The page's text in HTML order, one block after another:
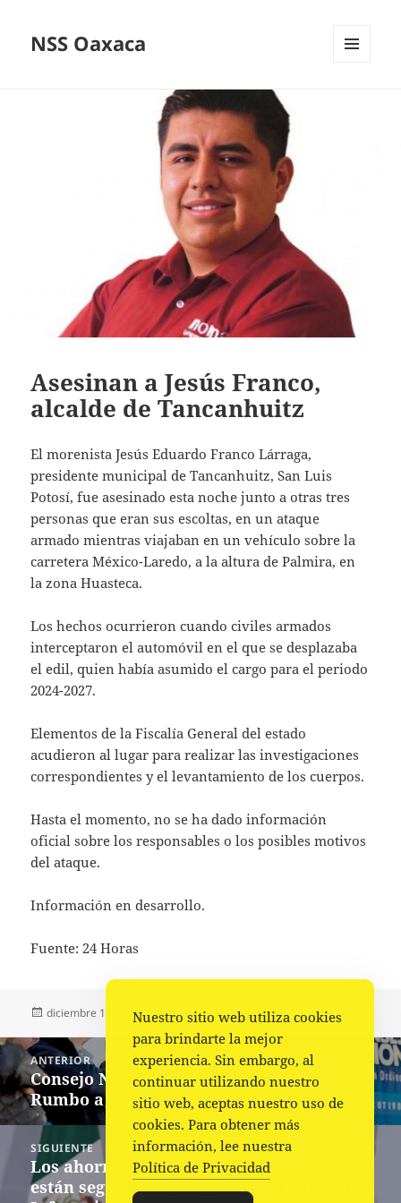
NSS Oaxaca
Asesinan a Jesús Franco,
alcalde de Tancanhuitz
El morenista Jesús Eduardo Franco Lárraga,
presidente municipal de Tancanhuitz, San Luis
Potosí, fue asesinado esta noche junto a otras tres
personas que eran sus escoltas, en un ataque
armado mientras viajaban en un vehículo sobre la
carretera México-Laredo, a la altura de Palmira, en
la zona Huasteca.
Los hechos ocurrieron cuando civiles armados
interceptaron el automóvil en el que se desplazaba
el edil, quien había asumido el cargo para el periodo
2024-2027.
Elementos de la Fiscalía General del estado
acudieron al lugar para realizar las investigaciones
correspondientes y el levantamiento de los cuerpos.
Hasta el momento, no se ha dado información
oficial sobre los responsables o los posibles motivos
del ataque.
Información en desarrollo.
Fuente: 24 Horas
Publicado
diciembre 15, 2024 Autor
Fuente Categorías
Portada
Navegación
de
entradas
ANTERIOR
Entrada
anterior:
Consejo Nacional del blanquiazul:
Rumbo a 2027, PAN reformará estatutos
SIGUIENTE
Siguiente
entrada:
Los ahorros de las y los trabajadores
están seguros con la reforma a la Ley del
Nuestro sitio web utiliza cookies
para brindarte la mejor
experiencia. Sin embargo, al
continuar utilizando nuestro
sitio web, aceptas nuestro uso de
cookies. Para obtener más
información, lee nuestra
Política de Privacidad